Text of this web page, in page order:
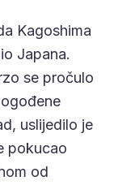
Kagoshima
Japana.
se pročulo
uslijedilo je
pokucao
od